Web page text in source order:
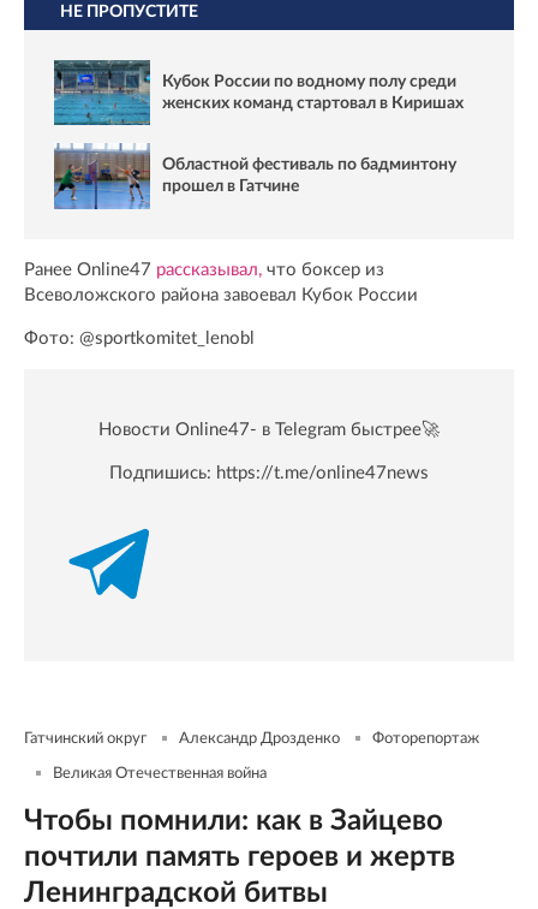
НЕ ПРОПУСТИТЕ
Кубок России по водному полу среди
женских команд стартовал в Киришах
Областной фестиваль по бадминтону
прошел в Гатчине
Ранее Online47 рассказывал, что боксер из
Всеволожского района завоевал Кубок России
Фото: @sportkomitet_lenobl
Новости Online47- в Telegram быстрее🚀
Подпишись: https://t.me/online47news
Гатчинский округ Александр Дрозденко Фоторепортаж
Великая Отечественная война
Чтобы помнили: как в Зайцево
почтили память героев и жертв
Ленинградской битвы